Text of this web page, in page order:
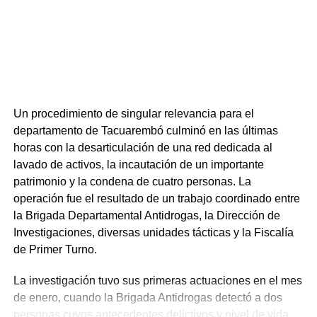
Un procedimiento de singular relevancia para el
departamento de Tacuarembó culminó en las últimas
horas con la desarticulación de una red dedicada al
lavado de activos, la incautación de un importante
patrimonio y la condena de cuatro personas. La
operación fue el resultado de un trabajo coordinado entre
la Brigada Departamental Antidrogas, la Dirección de
Investigaciones, diversas unidades tácticas y la Fiscalía
de Primer Turno.
La investigación tuvo sus primeras actuaciones en el mes
de enero, cuando la Brigada Antidrogas detectó a dos
personas cuyos antecedentes delictivos y nivel de vida